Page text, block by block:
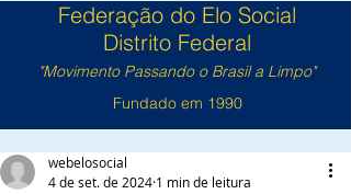
Federação do Elo Social
Distrito Federal
"Movimento Passando o Brasil a Limpo"
Fundado em 1990
webelosocial
4 de set. de 2024 1 min de leitura